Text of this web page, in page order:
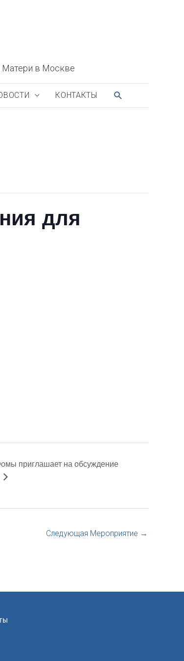
Матери в Москве
КОНТАКТЫ ПОИСК
для
приглашает на обсуждение
Следующая Мероприятие →